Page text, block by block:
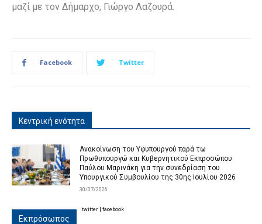
μαζί με τον Δήμαρχο, Γιώργο Λαζουρά.
Facebook Twitter
Κεντρική ενότητα
Ανακοίνωση του Υφυπουργού παρά τω
Πρωθυπουργώ και Κυβερνητικού Εκπροσώπου
Παύλου Μαρινάκη για την συνεδρίαση του
Υπουργικού Συμβουλίου της 30ης Ιουλίου 2026
30/07/2026
Εκπρόσωπος
twitter facebook